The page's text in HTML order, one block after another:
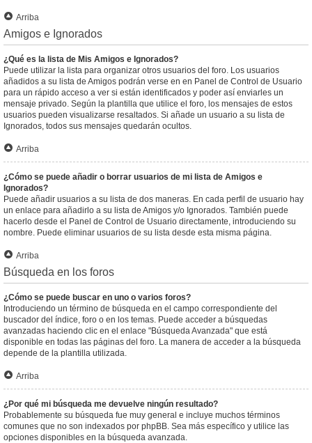
Arriba
Amigos e Ignorados
¿Qué es la lista de Mis Amigos e Ignorados?
Puede utilizar la lista para organizar otros usuarios del foro. Los usuarios
añadidos a su lista de Amigos podrán verse en en Panel de Control de Usuario
para un rápido acceso a ver si están identificados y poder así enviarles un
mensaje privado. Según la plantilla que utilice el foro, los mensajes de estos
usuarios pueden visualizarse resaltados. Si añade un usuario a su lista de
Ignorados, todos sus mensajes quedarán ocultos.
Arriba
¿Cómo se puede añadir o borrar usuarios de mi lista de Amigos e
Ignorados?
Puede añadir usuarios a su lista de dos maneras. En cada perfil de usuario hay
un enlace para añadirlo a su lista de Amigos y/o Ignorados. También puede
hacerlo desde el Panel de Control de Usuario directamente, introduciendo su
nombre. Puede eliminar usuarios de su lista desde esta misma página.
Arriba
Búsqueda en los foros
¿Cómo se puede buscar en uno o varios foros?
Introduciendo un término de búsqueda en el campo correspondiente del
buscador del índice, foro o en los temas. Puede acceder a búsquedas
avanzadas haciendo clic en el enlace "Búsqueda Avanzada" que está
disponible en todas las páginas del foro. La manera de acceder a la búsqueda
depende de la plantilla utilizada.
Arriba
¿Por qué mi búsqueda me devuelve ningún resultado?
Probablemente su búsqueda fue muy general e incluye muchos términos
comunes que no son indexados por phpBB. Sea más específico y utilice las
opciones disponibles en la búsqueda avanzada.